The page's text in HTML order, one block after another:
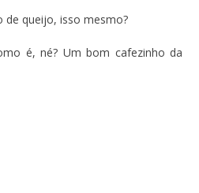
de queijo, isso mesmo?
é, né? Um bom cafezinho da